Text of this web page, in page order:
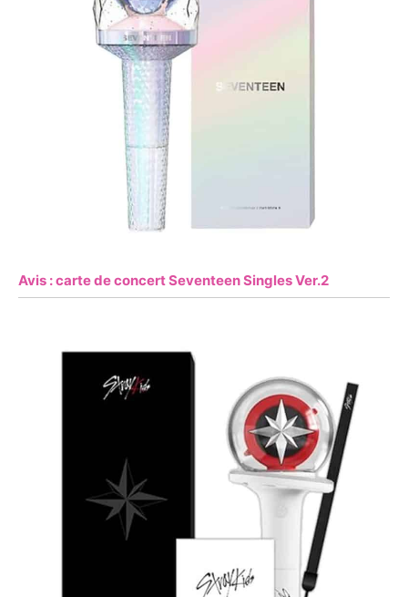
Avis : carte de concert Seventeen Singles Ver.2